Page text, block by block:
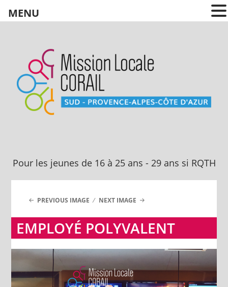
Pour les jeunes
de 16 à 25 ans
Pour les jeunes de 16 à 25 ans - 29 ans si RQTH
PREVIOUS IMAGE NEXT IMAGE
EMPLOYÉ POLYVALENT
MENU